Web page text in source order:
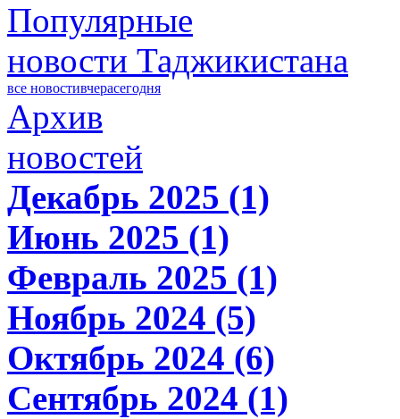
Популярные
новости Таджикистана
все новостивчерасегодня
Архив
новостей
Декабрь 2025 (1)
Июнь 2025 (1)
Февраль 2025 (1)
Ноябрь 2024 (5)
Октябрь 2024 (6)
Сентябрь 2024 (1)